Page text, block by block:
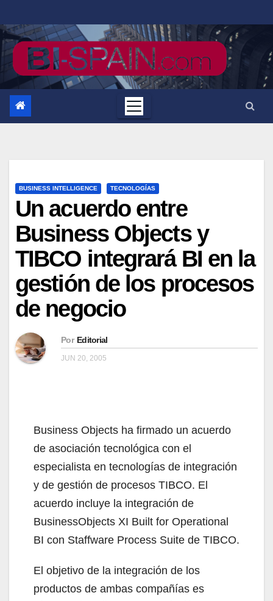
al
contenido
BUSINESS INTELLIGENCE TECNOLOGÍAS
Un acuerdo entre
Business Objects y
TIBCO integrará BI en la
gestión de los procesos
de negocio
Por Editorial
JUN 20, 2005
Business Objects ha firmado un acuerdo
de asociación tecnológica con el
especialista en tecnologías de integración
y de gestión de procesos TIBCO. El
acuerdo incluye la integración de
BusinessObjects XI Built for Operational
BI con Staffware Process Suite de TIBCO.
El objetivo de la integración de los
productos de ambas compañías es